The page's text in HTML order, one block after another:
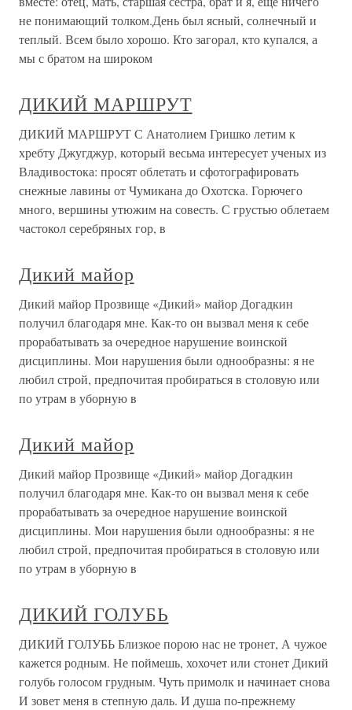
не понимающий толком.День был ясный, солнечный и
теплый. Всем было хорошо. Кто загорал, кто купался, а
мы с братом на широком
ДИКИЙ МАРШРУТ
ДИКИЙ МАРШРУТ С Анатолием Гришко летим к
хребту Джугджур, который весьма интересует ученых из
Владивостока: просят облетать и сфотографировать
снежные лавины от Чумикана до Охотска. Горючего
много, вершины утюжим на совесть. С грустью облетаем
частокол серебряных гор, в
Дикий майор
Дикий майор Прозвище «Дикий» майор Догадкин
получил благодаря мне. Как-то он вызвал меня к себе
прорабатывать за очередное нарушение воинской
дисциплины. Мои нарушения были однообразны: я не
любил строй, предпочитая пробираться в столовую или
по утрам в уборную в
Дикий майор
Дикий майор Прозвище «Дикий» майор Догадкин
получил благодаря мне. Как-то он вызвал меня к себе
прорабатывать за очередное нарушение воинской
дисциплины. Мои нарушения были однообразны: я не
любил строй, предпочитая пробираться в столовую или
по утрам в уборную в
ДИКИЙ ГОЛУБЬ
ДИКИЙ ГОЛУБЬ Близкое порою нас не тронет, А чужое
кажется родным. Не поймешь, хохочет или стонет Дикий
голубь голосом грудным. Чуть примолк и начинает снова
И зовет меня в степную даль. И душа по-прежнему